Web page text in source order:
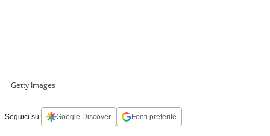
Getty Images
Seguici su: Google Discover Fonti preferite